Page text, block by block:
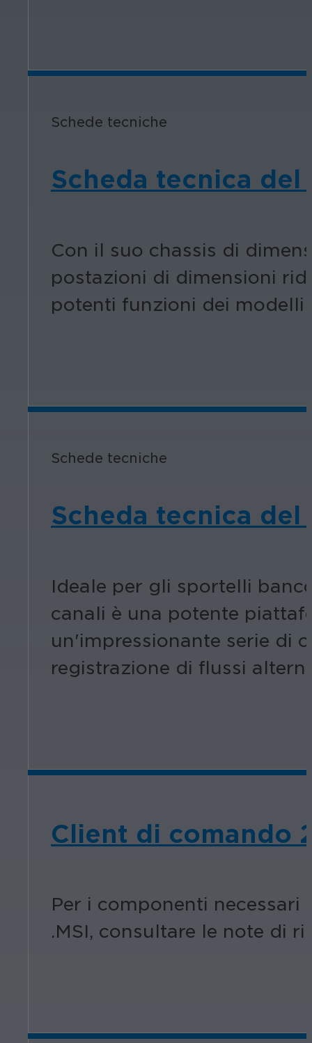
Schede tecniche
Scheda tecnica
Con il suo chassis di
postazioni di dimensioni
potenti funzioni dei modelli
Schede tecniche
Scheda tecnica
Ideale per gli sportelli
canali è una potente
un'impressionante serie di
registrazione di flussi
Client di comando
Per i componenti
.MSI, consultare le note di